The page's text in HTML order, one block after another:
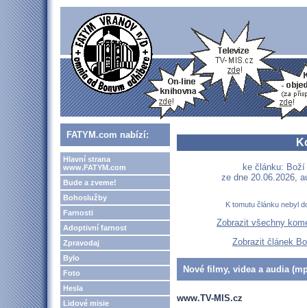
FATYM.com nabízí:
Hlavní strana
www.FATYM.com
Bude a zveme!
Bohoslužby
Farnosti
Adoptivní farnost
Zpravodaj
Bylo
Foto
Hesla
Lidové misie
ke článku:
ze dne 20.06.2026,
K tomutu článku nebyl
Zobrazit všechny
Zobrazit článek
Nové filmy, videa a audia
www.TV-MIS.cz